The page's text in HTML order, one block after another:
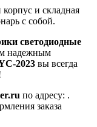
корпус и складная
с собой.
светодиодные
надежным
2023 вы всегда
по адресу: .
заказа